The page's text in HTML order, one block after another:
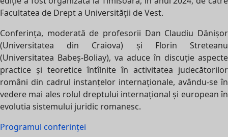
Facultatea de Drept a Universității de Vest.
Conferința, moderată de profesorii Dan Claudiu Dănișor
(Universitatea din Craiova) și Florin Streteanu
(Universitatea Babeș-Boliay), va aduce în discuție aspecte
practice și teoretice întîlnite în activitatea judecătorilor
români din cadrul instanțelor internaționale, avându-se în
vedere mai ales rolul dreptului internațional și european în
evolutia sistemului juridic romanesc.
Programul conferinței